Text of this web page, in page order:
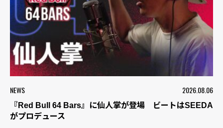
NEWS 2026.08.06
『Red Bull 64 Bars』に仙人掌が登場 ビートはSEEDA
がプロデュース